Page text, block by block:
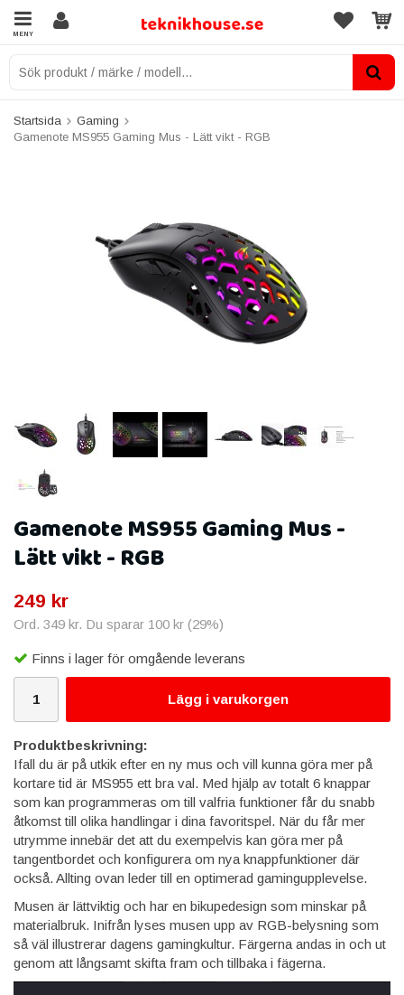
MENY
Startsida
Gaming
Gamenote MS955 Gaming Mus - Lätt vikt - RGB
Gamenote MS955 Gaming Mus -
Lätt vikt - RGB
249 kr
Ord. 349 kr. Du sparar 100 kr (29%)
Finns i lager för omgående leverans
Lägg i varukorgen
Produktbeskrivning:
Ifall du är på utkik efter en ny mus och vill kunna göra mer på
kortare tid är MS955 ett bra val. Med hjälp av totalt 6 knappar
som kan programmeras om till valfria funktioner får du snabb
åtkomst till olika handlingar i dina favoritspel. När du får mer
utrymme innebär det att du exempelvis kan göra mer på
tangentbordet och konfigurera om nya knappfunktioner där
också. Allting ovan leder till en optimerad gamingupplevelse.
Musen är lättviktig och har en bikupedesign som minskar på
materialbruk. Inifrån lyses musen upp av RGB-belysning som
så väl illustrerar dagens gamingkultur. Färgerna andas in och ut
genom att långsamt skifta fram och tillbaka i fägerna.